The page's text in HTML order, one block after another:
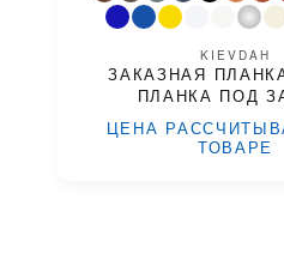
KIEVDAH
ЗАКАЗНАЯ
ПЛАНКА ПОД
ЦЕНА
ТОВАРЕ